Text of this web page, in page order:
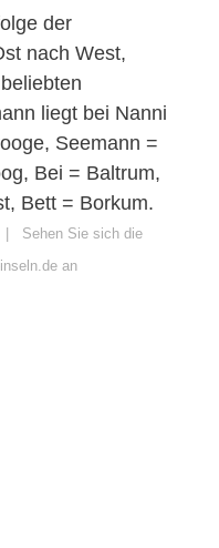
der
nach West,
liegt bei Nanni
Seemann =
Bei = Baltrum,
Bett = Borkum.
| Sehen Sie sich die
an